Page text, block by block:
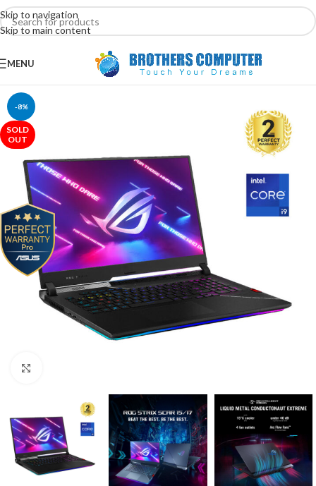
Skip to navigation
Skip to main content
MENU
-8%
SOLD
OUT